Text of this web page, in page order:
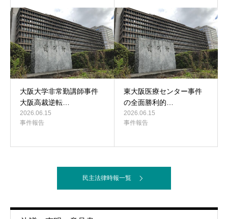
大阪大学非常勤講師事件
大阪高裁逆転…
2026.06.15
事件報告
東大阪医療センター事件
の全面勝利的…
2026.06.15
事件報告
民主法律時報一覧